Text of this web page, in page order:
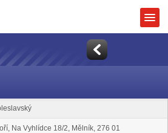
Na Vyhlídce 18/2, Mělník, 276 01